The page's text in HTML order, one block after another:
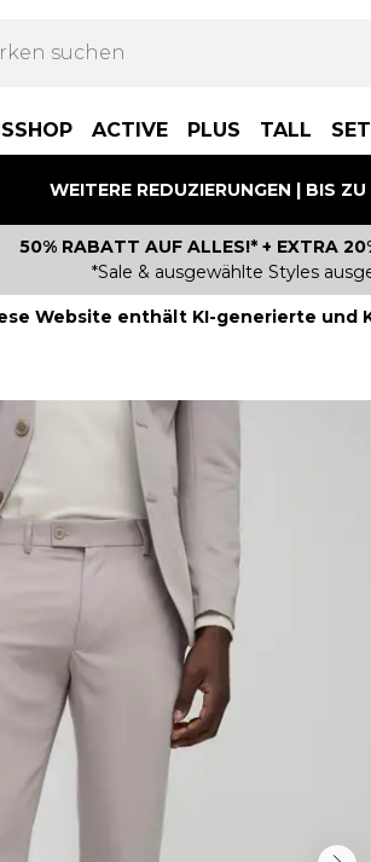
ACTIVE PLUS TALL
WEITERE REDUZIERUNGEN | BIS
50% RABATT AUF ALLES!* + EXTRA
*Sale & ausgewählte Styles
Website enthält KI-generierte und